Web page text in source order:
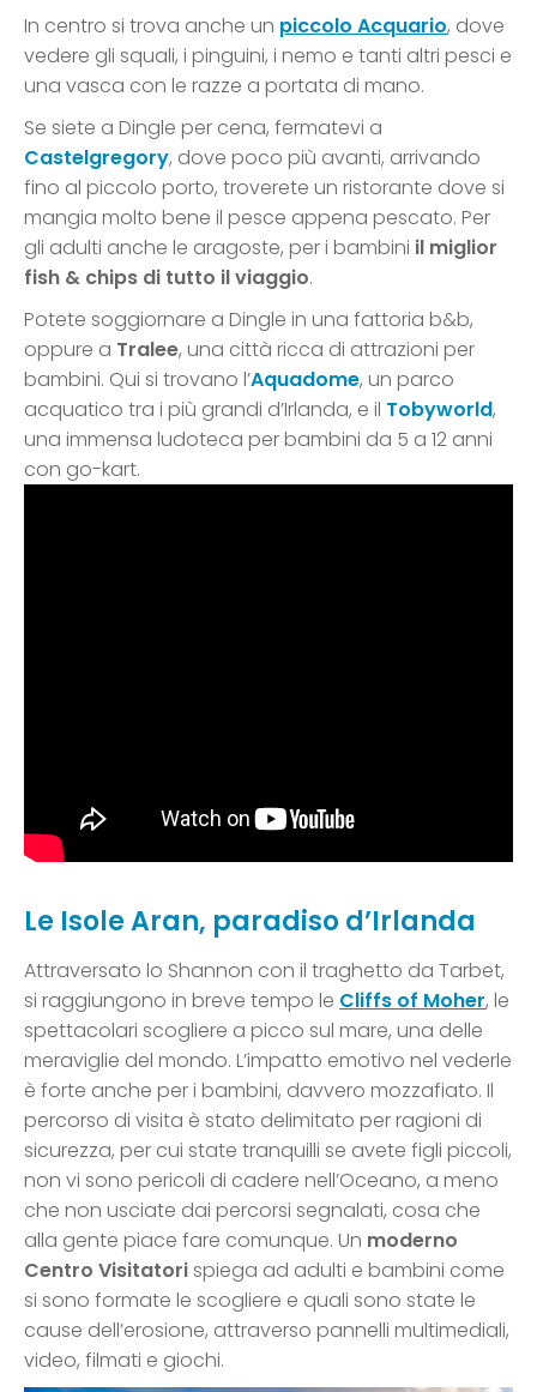
In centro si trova anche un piccolo Acquario, dove
vedere gli squali, i pinguini, i nemo e tanti altri pesci e
una vasca con le razze a portata di mano.
Se siete a Dingle per cena, fermatevi a
Castelgregory, dove poco più avanti, arrivando
fino al piccolo porto, troverete un ristorante dove si
mangia molto bene il pesce appena pescato. Per
gli adulti anche le aragoste, per i bambini il miglior
fish & chips di tutto il viaggio.
Potete soggiornare a Dingle in una fattoria b&b,
oppure a Tralee, una città ricca di attrazioni per
bambini. Qui si trovano l’Aquadome, un parco
acquatico tra i più grandi d’Irlanda, e il Tobyworld,
una immensa ludoteca per bambini da 5 a 12 anni
con go-kart.
Le Isole Aran, paradiso d’Irlanda
Attraversato lo Shannon con il traghetto da Tarbet,
si raggiungono in breve tempo le Cliffs of Moher, le
spettacolari scogliere a picco sul mare, una delle
meraviglie del mondo. L’impatto emotivo nel vederle
è forte anche per i bambini, davvero mozzafiato. Il
percorso di visita è stato delimitato per ragioni di
sicurezza, per cui state tranquilli se avete figli piccoli,
non vi sono pericoli di cadere nell’Oceano, a meno
che non usciate dai percorsi segnalati, cosa che
alla gente piace fare comunque. Un moderno
Centro Visitatorispiega ad adulti e bambini come
si sono formate le scogliere e quali sono state le
cause dell’erosione, attraverso pannelli multimediali,
video, filmati e giochi.